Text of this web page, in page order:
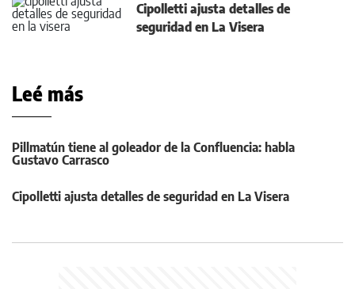
Cipolletti ajusta detalles de
seguridad en La Visera
Leé más
Pillmatún tiene al goleador de la Confluencia: habla
Gustavo Carrasco
Cipolletti ajusta detalles de seguridad en La Visera